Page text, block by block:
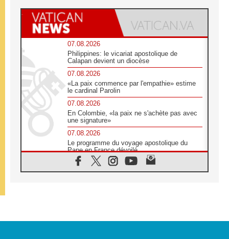
07.08.2026
Philippines: le vicariat apostolique de
Calapan devient un diocèse
07.08.2026
«La paix commence par l'empathie» estime
le cardinal Parolin
07.08.2026
En Colombie, «la paix ne s'achète pas avec
une signature»
07.08.2026
Le programme du voyage apostolique du
Pape en France dévoilé
07.08.2026
1ère Conférence continentale sur l'éducation
07.08.2026